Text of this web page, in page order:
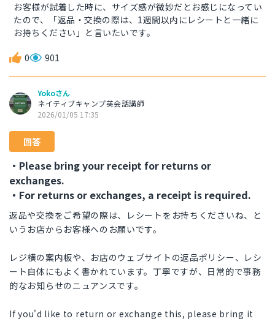
お客様が試着した時に、サイズ感が微妙だとお感じになってい
たので、「返品・交換の際は、1週間以内にレシートと一緒に
お持ちください」と言いたいです。
0 901
Yokoさん
ネイティブキャンプ英会話講師
2026/01/05 17:35
回答
・Please bring your receipt for returns or
exchanges.
・For returns or exchanges, a receipt is required.
返品や交換をご希望の際は、レシートをお持ちくださいね、と
いうお店からお客様へのお願いです。
レジ横の案内板や、お店のウェブサイトの返品ポリシー、レシ
ート自体にもよく書かれています。丁寧ですが、日常的で事務
的なお知らせのニュアンスです。
If you'd like to return or exchange this, please bring it